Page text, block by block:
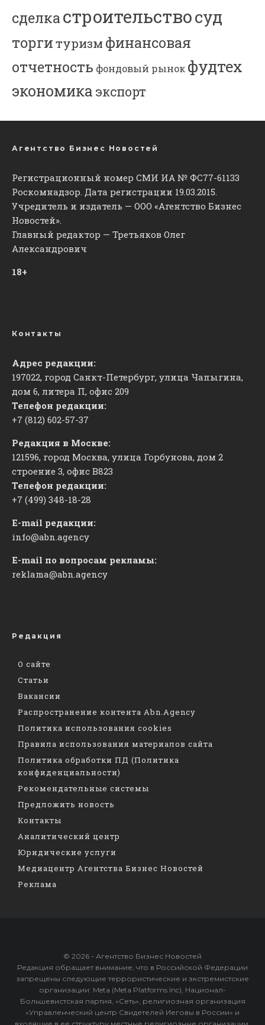
сделкастроительствосуд
торгитуризм финансовая
отчетность фондовый рынок фудтех
экономика экспорт
Агентство Бизнес Новостей
Регистрационный номер СМИ ИА № ФС77-61133
Роскомнадзор. Дата регистрации 19.03.2015.
Учредитель и издатель — ООО «Агентство Бизнес
Новостей».
Главный редактор — Третьяков Олег
Александрович
18+
Контакты
Адрес редакции:
197022, город Санкт-Петербург, улица Чапыгина,
дом 6, литера П, офис 209
Телефон редакции:
+7 (812) 602-57-37
Редакция в Москве:
121596, город Москва, улица Горбунова, дом 2
строение 3, офис ​В823
Телефон редакции:
+7 (499) 348-18-28
E-mail редакции:
info@abn.agency
E-mail по вопросам рекламы:
reklama@abn.agency
Редакция
О сайте
Статьи
Вакансии
Распространение контента Abn.Agency
Политика использования cookies
Правила использования материалов сайта
Политика обработки ПД (Политика
конфиденциальности)
Рекомендательные системы
Предложить новость
Контакты
Аналитический центр
Юридические услуги
Медиацентр Агентства Бизнес Новостей
Реклама
© 2026 - Агентство Бизнес Новостей
Редакция обращает внимание, что в Российской Федерации
запрещены следующие террористические и экстремистские
организации: Meta (Meta Platforms Inc), Национал-
Большевистская партия, «Сеть», религиозная организация
«Управленческий центр Свидетелей Иеговы в России» и